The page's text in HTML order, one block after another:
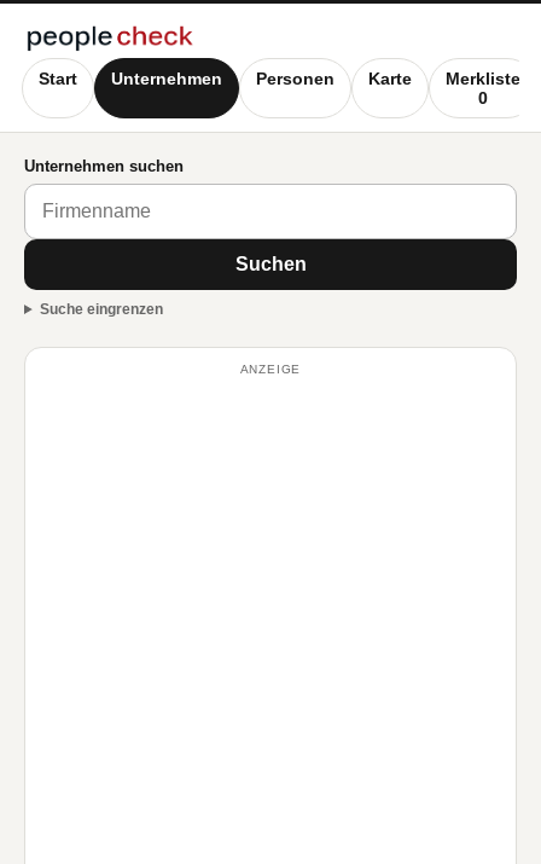
Start Unternehmen Personen Karte
Merkliste
0
Unternehmen suchen
Suchen
Suche eingrenzen
ANZEIGE